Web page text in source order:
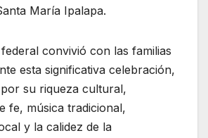
María Ipalapa.
convivió con las familias
esta significativa celebración,
su riqueza cultural,
fe, música tradicional,
y la calidez de la